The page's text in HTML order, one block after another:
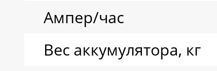
Ампер/час
Вес аккумулятора, кг